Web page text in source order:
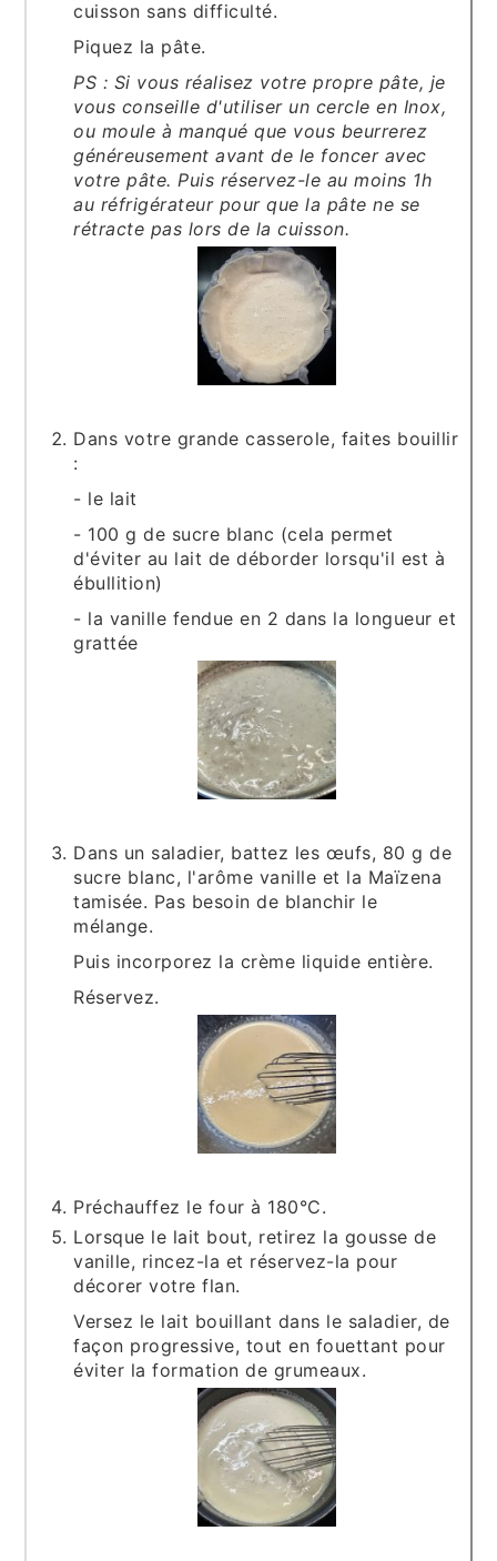
cuisson sans difficulté.
Piquez la pâte.
PS : Si vous réalisez votre propre pâte, je
vous conseille d'utiliser un cercle en Inox,
ou moule à manqué que vous beurrerez
généreusement avant de le foncer avec
votre pâte. Puis réservez-le au moins 1h
au réfrigérateur pour que la pâte ne se
rétracte pas lors de la cuisson.
Dans votre grande casserole, faites bouillir
:
- le lait
- 100 g de sucre blanc (cela permet
d'éviter au lait de déborder lorsqu'il est à
ébullition)
- la vanille fendue en 2 dans la longueur et
grattée
Dans un saladier, battez les œufs, 80 g de
sucre blanc, l'arôme vanille et la Maïzena
tamisée. Pas besoin de blanchir le
mélange.
Puis incorporez la crème liquide entière.
Réservez.
Préchauffez le four à 180°C.
Lorsque le lait bout, retirez la gousse de
vanille, rincez-la et réservez-la pour
décorer votre flan.
Versez le lait bouillant dans le saladier, de
façon progressive, tout en fouettant pour
éviter la formation de grumeaux.